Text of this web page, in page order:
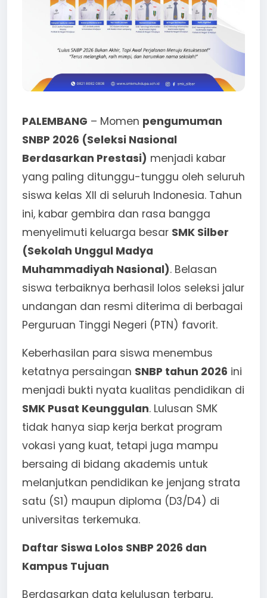
PALEMBANG – Momen pengumuman
SNBP 2026 (Seleksi Nasional
Berdasarkan Prestasi) menjadi kabar
yang paling ditunggu-tunggu oleh seluruh
siswa kelas XII di seluruh Indonesia. Tahun
ini, kabar gembira dan rasa bangga
menyelimuti keluarga besar SMK Silber
(Sekolah Unggul Madya
Muhammadiyah Nasional). Belasan
siswa terbaiknya berhasil lolos seleksi jalur
undangan dan resmi diterima di berbagai
Perguruan Tinggi Negeri (PTN) favorit.
Keberhasilan para siswa menembus
ketatnya persaingan SNBP tahun 2026 ini
menjadi bukti nyata kualitas pendidikan di
SMK Pusat Keunggulan. Lulusan SMK
tidak hanya siap kerja berkat program
vokasi yang kuat, tetapi juga mampu
bersaing di bidang akademis untuk
melanjutkan pendidikan ke jenjang strata
satu (S1) maupun diploma (D3/D4) di
universitas terkemuka.
Daftar Siswa Lolos SNBP 2026 dan
Kampus Tujuan
Berdasarkan data kelulusan terbaru,